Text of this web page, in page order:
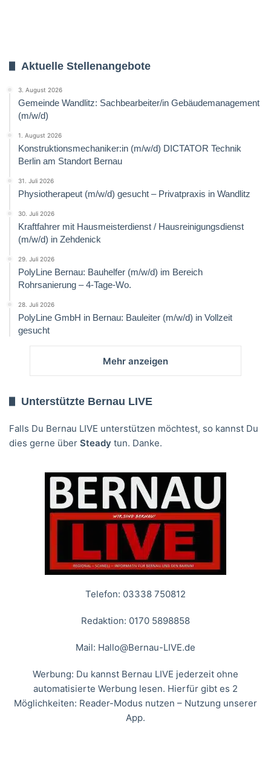
Aktuelle Stellenangebote
3. August 2026
Gemeinde Wandlitz: Sachbearbeiter/in Gebäudemanagement
(m/w/d)
1. August 2026
Konstruktionsmechaniker:in (m/w/d) DICTATOR Technik
Berlin am Standort Bernau
31. Juli 2026
Physiotherapeut (m/w/d) gesucht – Privatpraxis in Wandlitz
30. Juli 2026
Kraftfahrer mit Hausmeisterdienst / Hausreinigungsdienst
(m/w/d) in Zehdenick
29. Juli 2026
PolyLine Bernau: Bauhelfer (m/w/d) im Bereich
Rohrsanierung – 4-Tage-Wo.
28. Juli 2026
PolyLine GmbH in Bernau: Bauleiter (m/w/d) in Vollzeit
gesucht
Mehr anzeigen
Unterstützte Bernau LIVE
Falls Du Bernau LIVE unterstützen möchtest, so kannst Du
dies gerne über Steady tun. Danke.
Telefon: 03338 750812
Redaktion: 0170 5898858
Mail: Hallo@Bernau-LIVE.de
Werbung: Du kannst Bernau LIVE jederzeit ohne
automatisierte Werbung lesen. Hierfür gibt es 2
Möglichkeiten: Reader-Modus nutzen – Nutzung unserer
App.